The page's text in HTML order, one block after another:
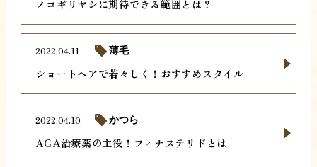
ノコギリヤシに期待できる範囲とは？
ショートヘアで若々しく！おすすめスタイル
2022.04.11 薄毛
AGA治療薬の主役！フィナステリドとは
2022.04.10 かつら